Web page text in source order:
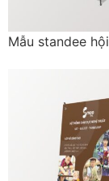
Mẫu standee